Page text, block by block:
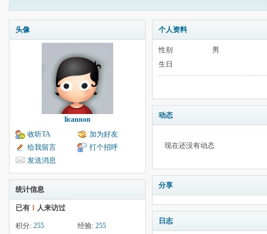
头像
licannon
收听TA
加为好友
给我留言
打个招呼
发送消息
统计信息
已有 1 人来访过
积分: 255 经验: 255
个人资料
性别
男
生日
动态
现在还没有动态
分享
日志